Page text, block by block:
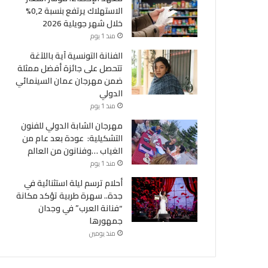
هيئة السجون تنفي
الاستهلاك يرتفع بنسبة 0,2%
خلال شهر جويلية 2026
منذ 1 يوم
الفنانة التونسية آية باللآغة
تتحصل على جائزة أفضل ممثلة
ضمن مهرجان عمان السينمائي
الدولي
منذ 1 يوم
مهرجان الشابة الدولي للفنون
التشكيلية: عودة بعد عام من
الغياب …وفنانون من العالم
منذ 1 يوم
أحلام ترسم ليلة استثنائية في
جدة.. سهرة طربية تؤكد مكانة
“فنانة العرب” في وجدان
جمهورها
منذ يومين